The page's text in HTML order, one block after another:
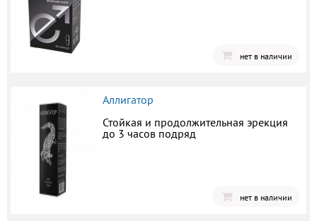
нет в наличии
Аллигатор
Стойкая и продолжительная эрекция
до 3 часов подряд
нет в наличии